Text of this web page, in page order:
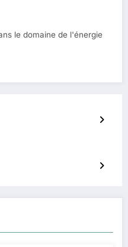
le domaine de l'énergie